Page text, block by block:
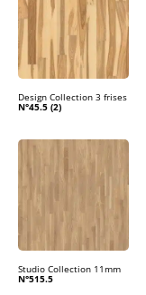
Design Collection 3 frises
N°45.5 (2)
Studio Collection 11mm
N°515.5